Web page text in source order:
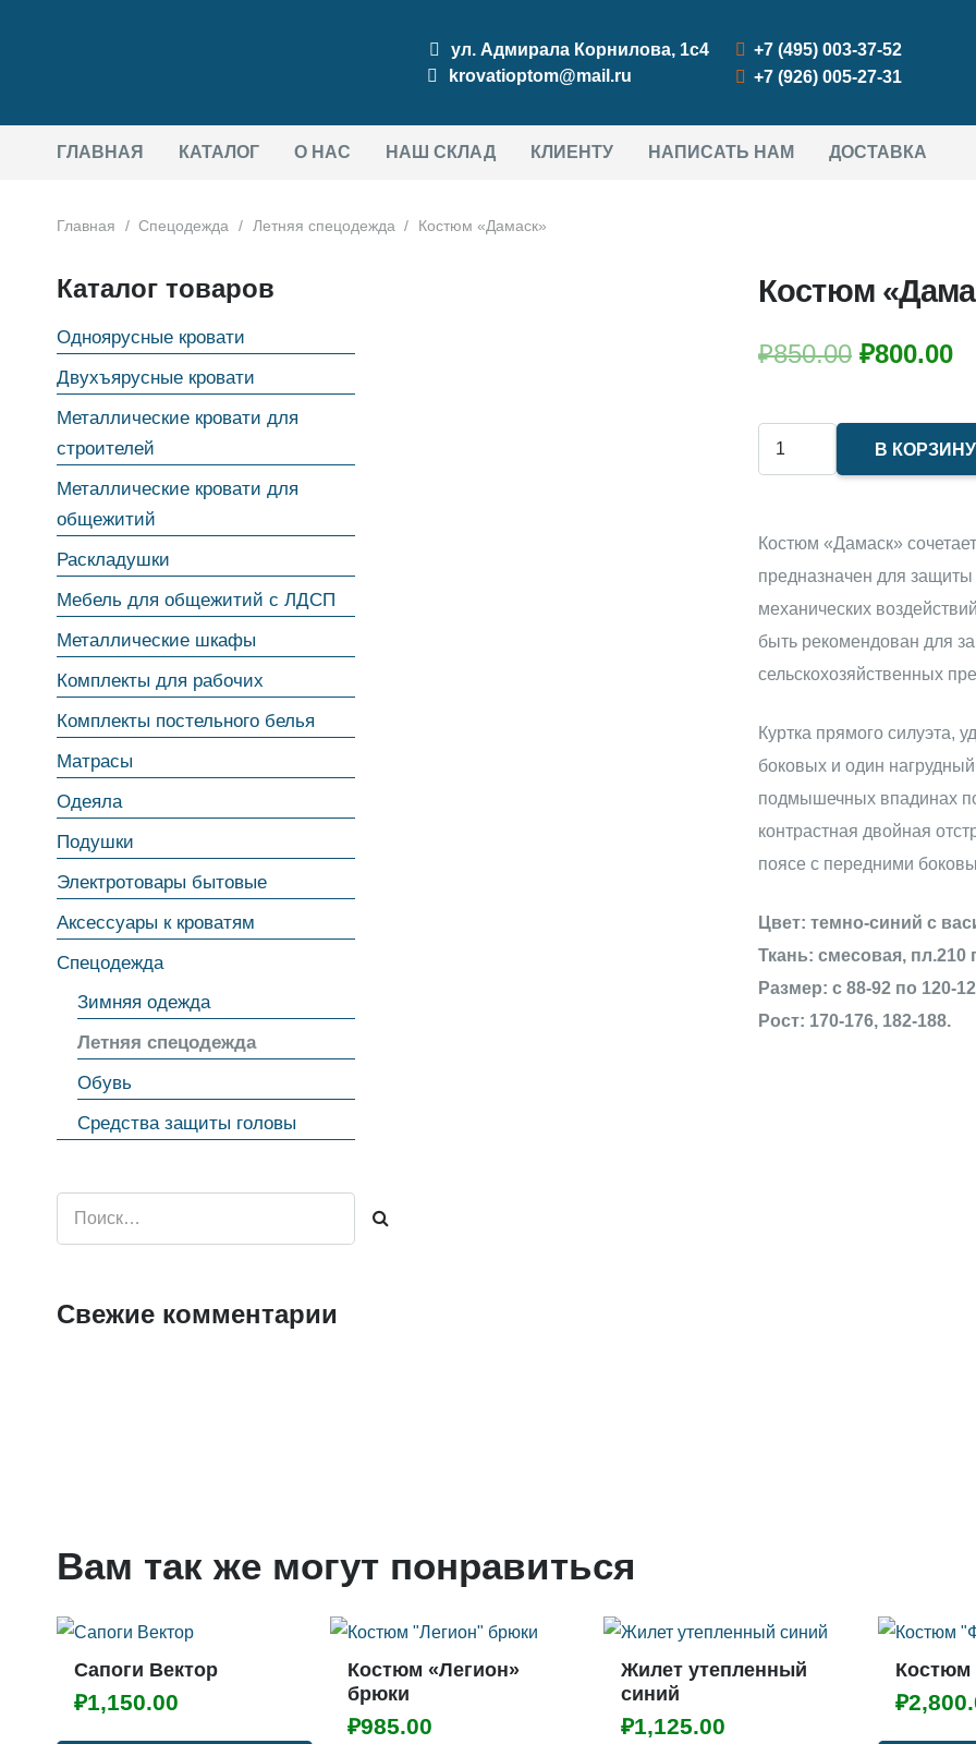
ул. Адмирала Корнилова, 1с4
krovatioptom@mail.ru
+7 (495) 003-37-52
+7 (926) 005-27-31
ГЛАВНАЯ КАТАЛОГ О НАС НАШ СКЛАД КЛИЕНТУ НАПИСАТЬ НАМ ДОСТАВКА
Главная / Спецодежда / Летняя спецодежда / Костюм «Дамаск»
Каталог товаров
Одноярусные кровати
Двухъярусные кровати
Металлические кровати для
строителей
Металлические кровати для
общежитий
Раскладушки
Мебель для общежитий с ЛДСП
Металлические шкафы
Комплекты для рабочих
Комплекты постельного белья
Матрасы
Одеяла
Подушки
Электротовары бытовые
Аксессуары к кроватям
Спецодежда
Зимняя одежда
Летняя спецодежда
Обувь
Средства защиты головы
Найти:
Свежие комментарии
Костюм
₽850.00
₽850.00.
₽800.00
Количество
товара
"Дамаск"
В КОРЗИНУ
Костюм «Дамаск»
предназначен для
механических
быть рекомендован для
сельскохозяйственных
Куртка прямого силуэта,
боковых и один
подмышечных впадинах
контрастная двойная
поясе с передними
Цвет: темно-синий с
Ткань: смесовая, пл.210
Размер: с 88-92 по 120-
Рост: 170-176, 182-188.
Вам так же могут понравиться
Сапоги Вектор
₽1,150.00
Костюм «Легион»
брюки
₽985.00
Жилет утепленный
синий
₽1,125.00
Костюм
₽